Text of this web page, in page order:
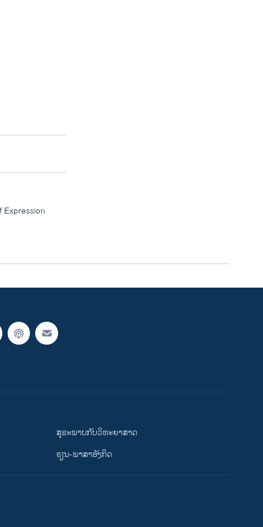
Expression
ສຸຂະພາບກັບວິທະຍາສາດ
ຮຽນ-ພາສາອັງກິດ